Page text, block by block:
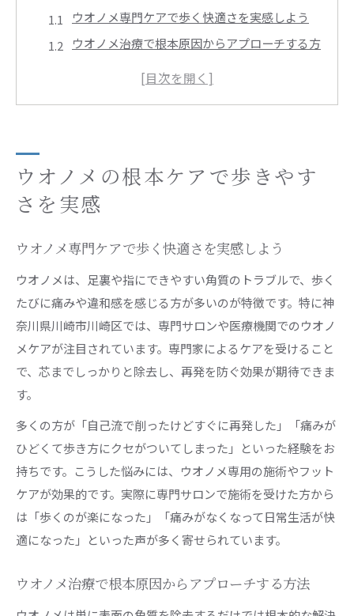
ウオノメ専門ケアで歩く快適さを実感しよう
ウオノメ治療で根本原因からアプローチする方
困ったウオノメ予防と再発対策のコツを解説
ウオノメ再発を防ぐための予防ポイントまとめ
専門店で教わるウオノメ再発対策の実践法
ウオノメケアで大切な靴選びの注意点
ウオノメの再発を防ぐフットケア習慣
フットケアでウオノメの不快感を快適に軽減
ドイツ式フットケアでウオノメの悩みを解消
フットケアサロンで受けるウオノメ角質除去体
ウオノメの不快感をやわらげるケア方法
専門家がすすめるフットケアとウオノメ対策
ウオノメと角質除去でなめらかな足裏へ
ウオノメ専門施術で芯まで徹底ケアする理由
角質除去のプロが行うウオノメ施術の流れ
専門家がすすめるウオノメケアの選び方
ウオノメの根本ケアで歩きやす
さを実感
ウオノメ専門ケアで歩く快適さを実感しよう
ウオノメは、足裏や指にできやすい角質のトラブルで、歩く
たびに痛みや違和感を感じる方が多いのが特徴です。特に神
奈川県川崎市川崎区では、専門サロンや医療機関でのウオノ
メケアが注目されています。専門家によるケアを受けること
で、芯までしっかりと除去し、再発を防ぐ効果が期待できま
す。
多くの方が「自己流で削ったけどすぐに再発した」「痛みが
ひどくて歩き方にクセがついてしまった」といった経験をお
持ちです。こうした悩みには、ウオノメ専用の施術やフット
ケアが効果的です。実際に専門サロンで施術を受けた方から
は「歩くのが楽になった」「痛みがなくなって日常生活が快
適になった」といった声が多く寄せられています。
ウオノメ治療で根本原因からアプローチする方法